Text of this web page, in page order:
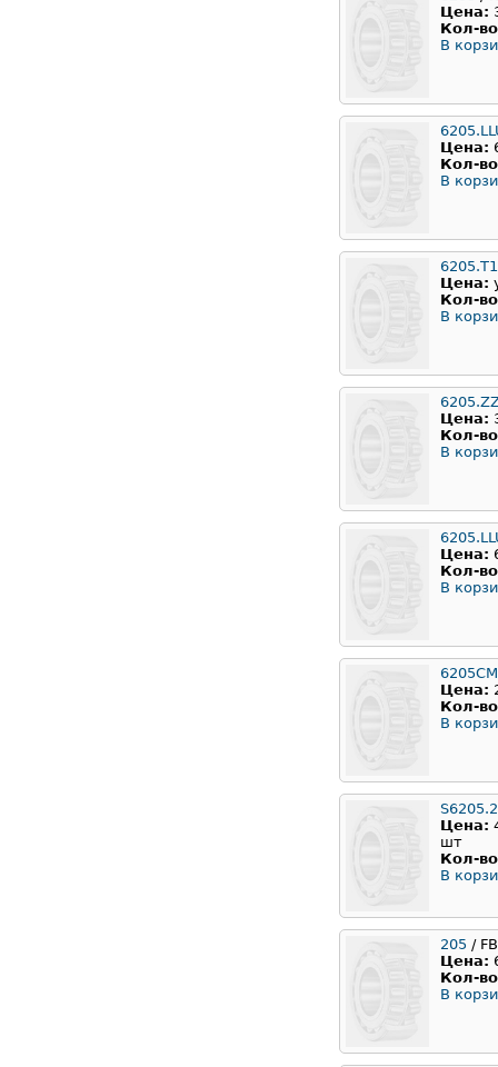
Цена:
Кол-
В
Цена:
Кол-
В
Цена:
Кол-
В
Цена:
Кол-
В
Цена:
Кол-
В
6205CM
Цена:
Кол-
В
Цена:
шт
Кол-
В
205 /
Цена:
Кол-
В